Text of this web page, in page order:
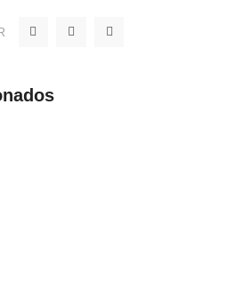
a
o
o
w
o